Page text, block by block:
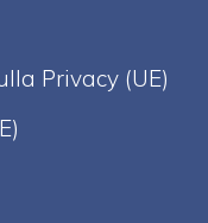
Privacy (UE)